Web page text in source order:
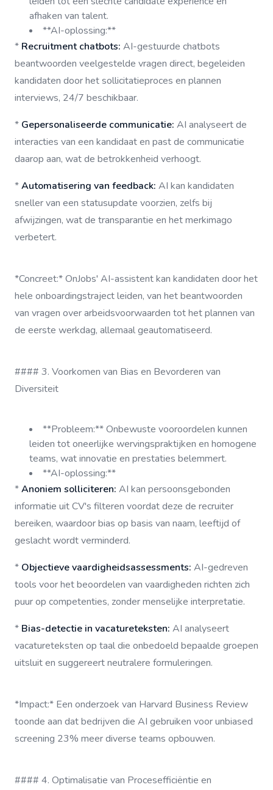
afhaken van talent.
**AI-oplossing:**
* Recruitment chatbots: AI-gestuurde chatbots
beantwoorden veelgestelde vragen direct, begeleiden
kandidaten door het sollicitatieproces en plannen
interviews, 24/7 beschikbaar.
* Gepersonaliseerde communicatie: AI analyseert de
interacties van een kandidaat en past de communicatie
daarop aan, wat de betrokkenheid verhoogt.
*Automatisering van feedback: AI kan kandidaten
sneller van een statusupdate voorzien, zelfs bij
afwijzingen, wat de transparantie en het merkimago
verbetert.
*Concreet:* OnJobs' AI-assistent kan kandidaten door het
hele onboardingstraject leiden, van het beantwoorden
van vragen over arbeidsvoorwaarden tot het plannen van
de eerste werkdag, allemaal geautomatiseerd.
#### 3. Voorkomen van Bias en Bevorderen van
Diversiteit
**Probleem:** Onbewuste vooroordelen kunnen
leiden tot oneerlijke wervingspraktijken en homogene
teams, wat innovatie en prestaties belemmert.
**AI-oplossing:**
*Anoniem solliciteren: AI kan persoonsgebonden
informatie uit CV's filteren voordat deze de recruiter
bereiken, waardoor bias op basis van naam, leeftijd of
geslacht wordt verminderd.
* Objectieve vaardigheidsassessments: AI-gedreven
tools voor het beoordelen van vaardigheden richten zich
puur op competenties, zonder menselijke interpretatie.
* Bias-detectie in vacatureteksten: AI analyseert
vacatureteksten op taal die onbedoeld bepaalde groepen
uitsluit en suggereert neutralere formuleringen.
*Impact:* Een onderzoek van Harvard Business Review
toonde aan dat bedrijven die AI gebruiken voor unbiased
screening 23% meer diverse teams opbouwen.
#### 4. Optimalisatie van Procesefficiëntie en